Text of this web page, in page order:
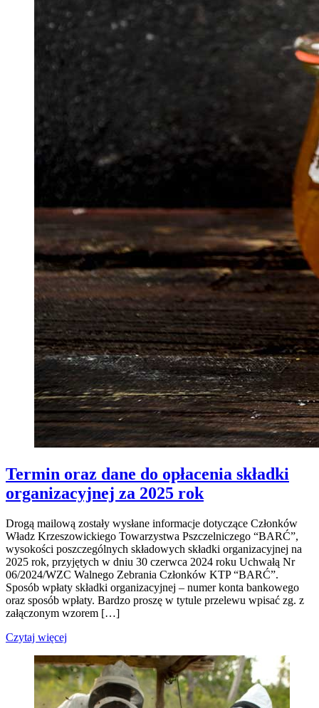
Termin oraz dane do opłacenia składki
organizacyjnej za 2025 rok
Drogą mailową zostały wysłane informacje dotyczące Członków
Władz Krzeszowickiego Towarzystwa Pszczelniczego “BARĆ”,
wysokości poszczególnych składowych składki organizacyjnej na
2025 rok, przyjętych w dniu 30 czerwca 2024 roku Uchwałą Nr
06/2024/WZC Walnego Zebrania Członków KTP “BARĆ”.
Sposób wpłaty składki organizacyjnej – numer konta bankowego
oraz sposób wpłaty. Bardzo proszę w tytule przelewu wpisać zg. z
załączonym wzorem […]
Czytaj więcej